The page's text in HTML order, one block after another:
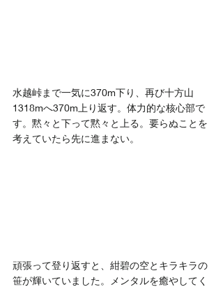
水越峠まで一気に370m下り、再び十方山
1318mへ370m上り返す。体力的な核心部で
す。黙々と下って黙々と上る。要らぬことを
考えていたら先に進まない。
頑張って登り返すと、紺碧の空とキラキラの
笹が輝いていました。メンタルを癒やしてく